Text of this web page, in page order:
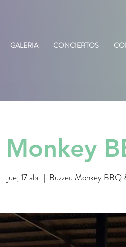
GALERIA CONCIERTOS
Monkey
jue, 17 abr
  |
Buzzed Monkey BBQ